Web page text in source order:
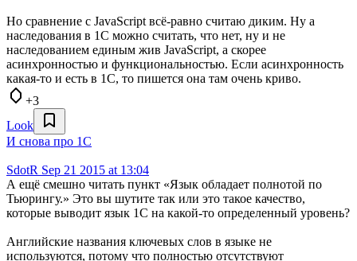
Но сравнение с JavaScript всё-равно считаю диким. Ну а
наследования в 1С можно считать, что нет, ну и не
наследованием единым жив JavaScript, а скорее
асинхронностью и функциональностью. Если асинхронность
какая-то и есть в 1С, то пишется она там очень криво.
+3
Look
И снова про 1С
SdotR Sep 21 2015 at 13:04
А ещё смешно читать пункт «Язык обладает полнотой по
Тьюрингу.» Это вы шутите так или это такое качество,
которые выводит язык 1С на какой-то определенный уровень?
Английские названия ключевых слов в языке не
используются, потому что полностью отсутствуют